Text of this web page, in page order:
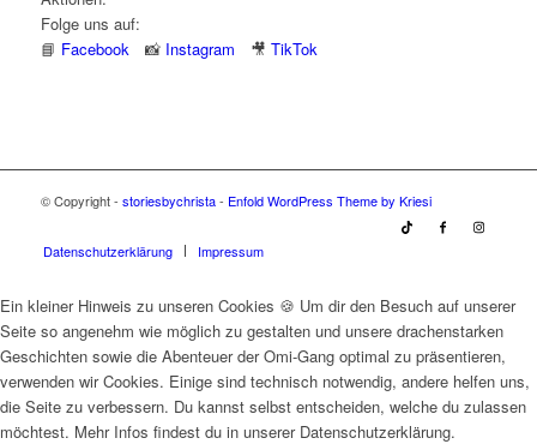
Folge uns auf:
📘 Facebook📸 Instagram 🎥 TikTok
© Copyright - storiesbychrista- Enfold WordPress Theme by Kriesi
Datenschutzerklärung Impressum
Ein kleiner Hinweis zu unseren Cookies 🍪 Um dir den Besuch auf unserer
Seite so angenehm wie möglich zu gestalten und unsere drachenstarken
Geschichten sowie die Abenteuer der Omi-Gang optimal zu präsentieren,
verwenden wir Cookies. Einige sind technisch notwendig, andere helfen uns,
die Seite zu verbessern. Du kannst selbst entscheiden, welche du zulassen
möchtest. Mehr Infos findest du in unserer Datenschutzerklärung.